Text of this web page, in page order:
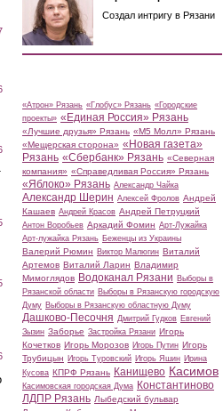
Создал интригу в Рязани
«Атрон» Рязань «Глобус» Рязань «Городские
проекты» «Единая Россия» Рязань
«Лучшие друзья» Рязань «М5 Молл» Рязань
«Мещерская сторона» «Новая газета»
Рязань «Сбербанк» Рязань «Северная
компания» «Справедливая Россия» Рязань
«Яблоко» Рязань Александр Чайка
Александр Шерин Алексей Фролов Андрей
Кашаев Андрей Красов Андрей Петруцкий
Антон Воробьев Аркадий Фомин Арт-Лужайка
Арт-лужайка Рязань Беженцы из Украины
Валерий Рюмин Виктор Малюгин Виталий
Артемов Виталий Ларин Владимир
Мимоглядов Водоканал Рязани Выборы в
Рязанской области Выборы в Рязанскую городскую
Думу Выборы в Рязанскую областную Думу
Дашково-Песочня Дмитрий Гудков Евгений
Зызин Заборье Застройка Рязани Игорь
Кочетков Игорь Морозов Игорь Путин Игорь
Трубицын Игорь Туровский Игорь Яшин Ирина
Кусова КПРФ Рязань Канищево Касимов
Касимовская городская Дума Константиново
ЛДПР Рязань Лыбедский бульвар